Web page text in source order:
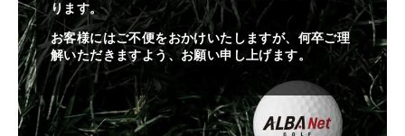
ります。
お客様にはご不便をおかけいたしますが、何卒ご理
解いただきますよう、お願い申し上げます。